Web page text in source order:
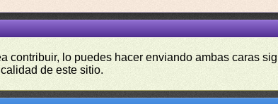
contribuir, lo puedes hacer enviando ambas caras
de este sitio.